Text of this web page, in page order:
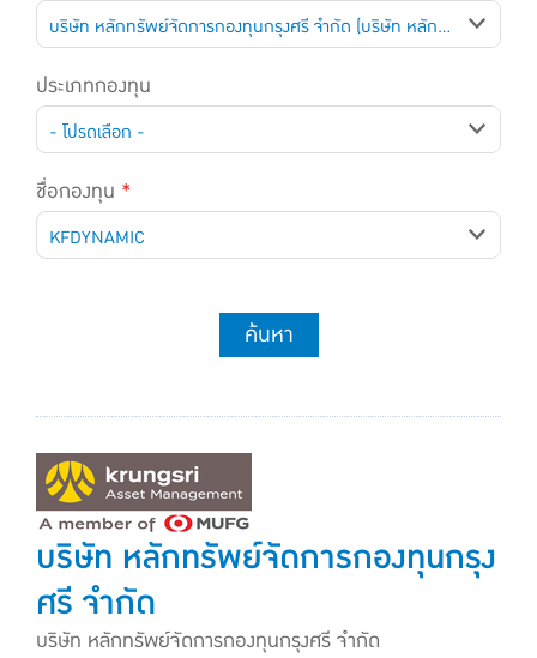
บริษัท หลักทรัพย์จัดการกองทุนกรุงศรี จำกัด (บริษัท หลักทรัพย์จัดการกองทุนกรุงศรี จำกัด)
ประเภทกองทุน
- โปรดเลือก -
ชื่อกองทุน *
KFDYNAMIC
ค้นหา
บริษัท หลักทรัพย์จัดการกองทุนกรุง
ศรี จำกัด
บริษัท หลักทรัพย์จัดการกองทุนกรุงศรี จำกัด